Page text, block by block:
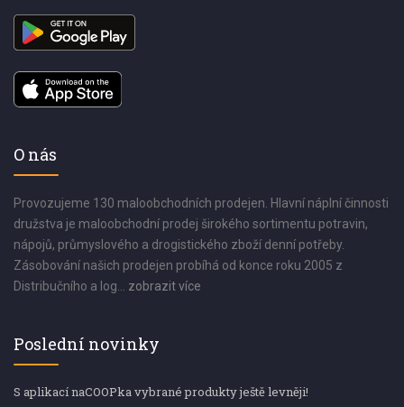
O nás
Provozujeme 130 maloobchodních prodejen. Hlavní náplní činnosti
družstva je maloobchodní prodej širokého sortimentu potravin,
nápojů, průmyslového a drogistického zboží denní potřeby.
Zásobování našich prodejen probíhá od konce roku 2005 z
Distribučního a log... zobrazit více
Poslední novinky
S aplikací naCOOPka vybrané produkty ještě levněji!